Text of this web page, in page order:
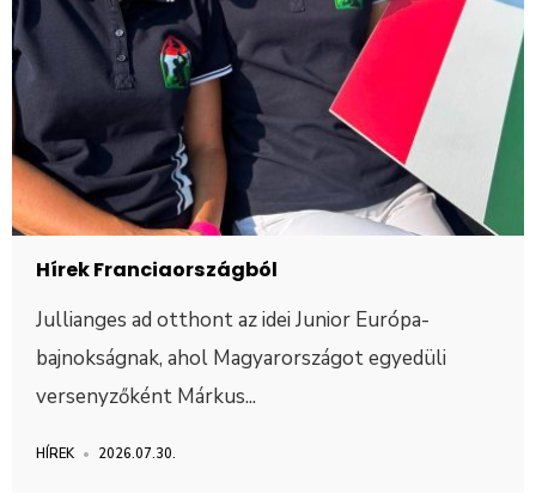
Hírek Franciaországból
Jullianges ad otthont az idei Junior Európa-
bajnokságnak, ahol Magyarországot egyedüli
versenyzőként Márkus...
HÍREK • 2026.07.30.